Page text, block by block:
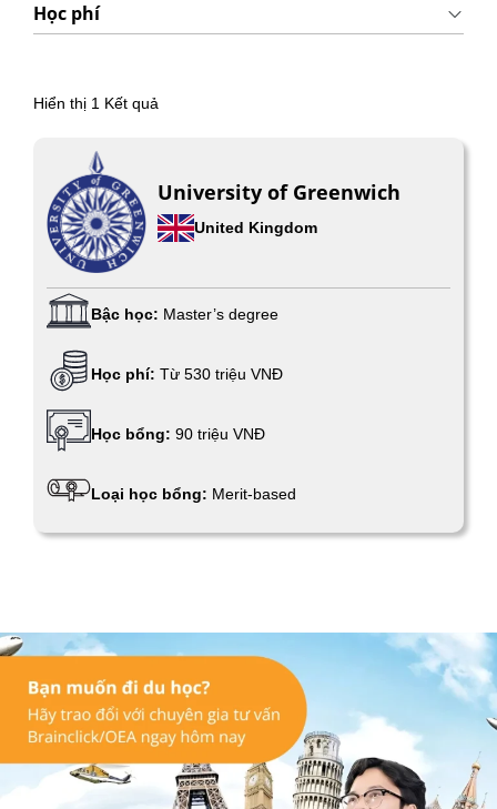
Học phí
Hiển thị 1 Kết quả
University of Greenwich
United Kingdom
Bậc học: Master’s degree
Học phí: Từ 530 triệu VNĐ
Học bổng: 90 triệu VNĐ
Loại học bổng: Merit-based